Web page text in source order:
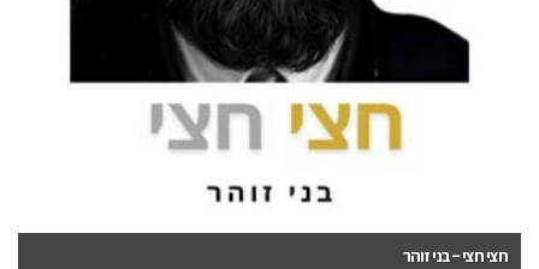
סערה עולמית – גרשון שבח